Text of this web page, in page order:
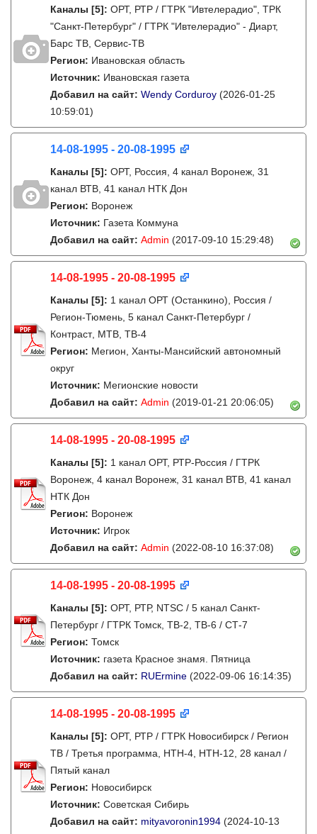
Каналы [5]: ОРТ, РТР / ГТРК "Ивтелерадио", ТРК
"Санкт-Петербург" / ГТРК "Ивтелерадио" - Диарт,
Барс ТВ, Сервис-ТВ
Регион: Ивановская область
Источник: Ивановская газета
Добавил на сайт: Wendy Corduroy (2026-01-25
10:59:01)
14-08-1995 - 20-08-1995
Каналы [5]: ОРТ, Россия, 4 канал Воронеж, 31
канал ВТВ, 41 канал НТК Дон
Регион: Воронеж
Источник: Газета Коммуна
Добавил на сайт: Admin (2017-09-10 15:29:48)
14-08-1995 - 20-08-1995
Каналы [5]: 1 канал ОРТ (Останкино), Россия /
Регион-Тюмень, 5 канал Санкт-Петербург /
Контраст, МТВ, ТВ-4
Регион: Мегион, Ханты-Мансийский автономный
округ
Источник: Мегионские новости
Добавил на сайт: Admin (2019-01-21 20:06:05)
14-08-1995 - 20-08-1995
Каналы [5]: 1 канал ОРТ, РТР-Россия / ГТРК
Воронеж, 4 канал Воронеж, 31 канал ВТВ, 41 канал
НТК Дон
Регион: Воронеж
Источник: Игрок
Добавил на сайт: Admin (2022-08-10 16:37:08)
14-08-1995 - 20-08-1995
Каналы [5]: ОРТ, РТР, NTSC / 5 канал Санкт-
Петербург / ГТРК Томск, ТВ-2, ТВ-6 / СТ-7
Регион: Томск
Источник: газета Красное знамя. Пятница
Добавил на сайт: RUErmine (2022-09-06 16:14:35)
14-08-1995 - 20-08-1995
Каналы [5]: ОРТ, РТР / ГТРК Новосибирск / Регион
ТВ / Третья программа, НТН-4, НТН-12, 28 канал /
Пятый канал
Регион: Новосибирск
Источник: Советская Сибирь
Добавил на сайт: mityavoronin1994 (2024-10-13